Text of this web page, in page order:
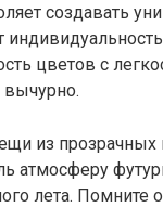
создавать
цветов с
из
атмосферу
лета. Помните